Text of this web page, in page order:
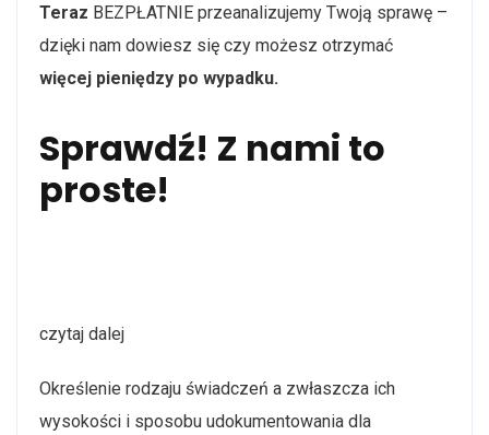
Teraz BEZPŁATNIE przeanalizujemy Twoją sprawę –
dzięki nam dowiesz się czy możesz otrzymać
więcej pieniędzy po wypadku.
Sprawdź! Z nami to
proste!
czytaj dalej
Określenie rodzaju świadczeń a zwłaszcza ich
wysokości i sposobu udokumentowania dla